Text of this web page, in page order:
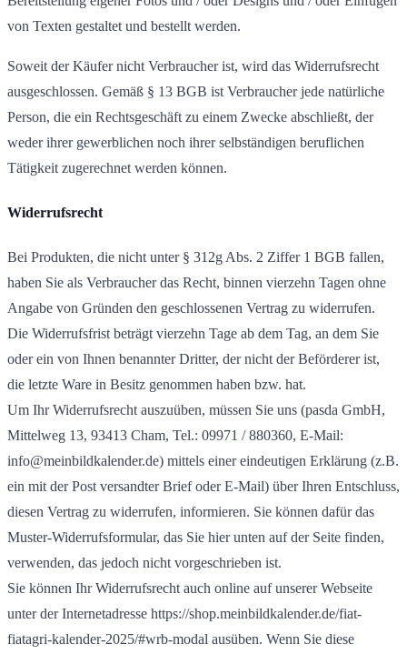
von Texten gestaltet und bestellt werden.
Soweit der Käufer nicht Verbraucher ist, wird das Widerrufsrecht
ausgeschlossen. Gemäß § 13 BGB ist Verbraucher jede natürliche
Person, die ein Rechtsgeschäft zu einem Zwecke abschließt, der
weder ihrer gewerblichen noch ihrer selbständigen beruflichen
Tätigkeit zugerechnet werden können.
Widerrufsrecht
Bei Produkten, die nicht unter § 312g Abs. 2 Ziffer 1 BGB fallen,
haben Sie als Verbraucher das Recht, binnen vierzehn Tagen ohne
Angabe von Gründen den geschlossenen Vertrag zu widerrufen.
Die Widerrufsfrist beträgt vierzehn Tage ab dem Tag, an dem Sie
oder ein von Ihnen benannter Dritter, der nicht der Beförderer ist,
die letzte Ware in Besitz genommen haben bzw. hat.
Um Ihr Widerrufsrecht auszuüben, müssen Sie uns (pasda GmbH,
Mittelweg 13, 93413 Cham, Tel.: 09971 / 880360, E-Mail:
info@meinbildkalender.de) mittels einer eindeutigen Erklärung (z.B.
ein mit der Post versandter Brief oder E-Mail) über Ihren Entschluss,
diesen Vertrag zu widerrufen, informieren. Sie können dafür das
Muster-Widerrufsformular, das Sie hier unten auf der Seite finden,
verwenden, das jedoch nicht vorgeschrieben ist.
Sie können Ihr Widerrufsrecht auch online auf unserer Webseite
unter der Internetadresse https://shop.meinbildkalender.de/fiat-
fiatagri-kalender-2025/#wrb-modal ausüben. Wenn Sie diese